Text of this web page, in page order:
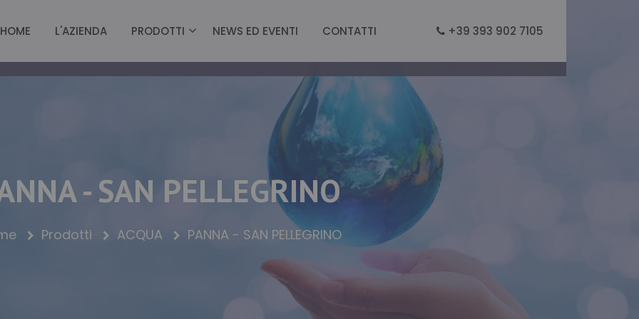
HOME L'AZIENDA PRODOTTI NEWS ED EVENTI CONTATTI +39 393 902 7105
- SAN PELLEGRINO
Prodotti ACQUA PANNA - SAN PELLEGRINO